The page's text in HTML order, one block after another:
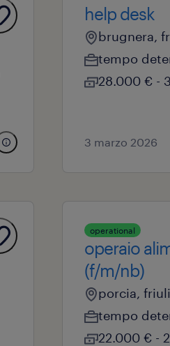
help desk
brugnera,
tempo
28.000 € -
3 marzo 2026
operational
operaio
(f/m/nb)
porcia,
tempo
22.000 € -